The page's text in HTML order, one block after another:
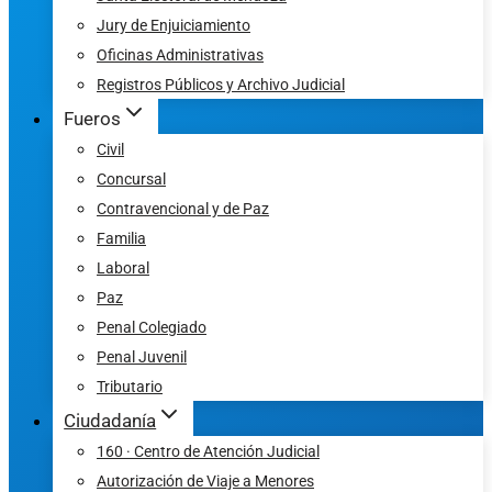
Jury de Enjuiciamiento
Oficinas Administrativas
Registros Públicos y Archivo Judicial
Fueros
Civil
Concursal
Contravencional y de Paz
Familia
Laboral
Paz
Penal Colegiado
Penal Juvenil
Tributario
Ciudadanía
160 · Centro de Atención Judicial
Autorización de Viaje a Menores